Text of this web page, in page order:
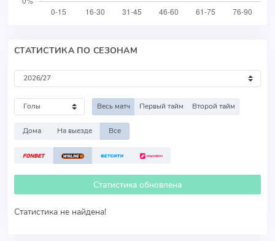
СТАТИСТИКА ПО СЕЗОНАМ
Весь матч Первый тайм Второй тайм
Дома На выезде Все
Статистика обновлена
Статистика не найдена!